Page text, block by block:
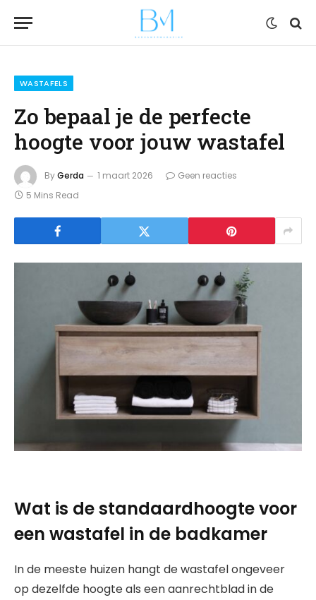
WASTAFELS
Zo bepaal je de perfecte
hoogte voor jouw wastafel
ByGerda 1 maart 2026
Geen reacties
5 Mins Read
Wat is de standaardhoogte voor
een wastafel in de badkamer
In de meeste huizen hangt de wastafel ongeveer
op dezelfde hoogte als een aanrechtblad in de